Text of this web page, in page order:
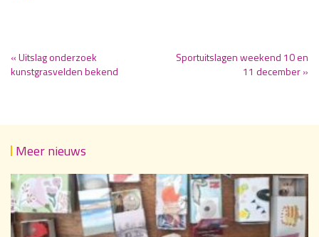
« Uitslag onderzoek
kunstgrasvelden bekend
Sportuitslagen weekend 10 en
11 december »
Meer nieuws